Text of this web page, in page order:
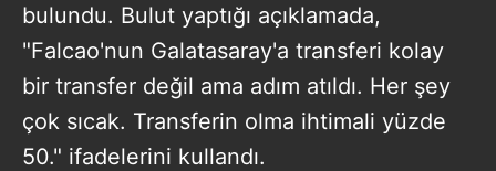
bulundu. Bulut yaptığı açıklamada,
"Falcao'nun Galatasaray'a transferi kolay
bir transfer değil ama adım atıldı. Her şey
çok sıcak. Transferin olma ihtimali yüzde
50." ifadelerini kullandı.